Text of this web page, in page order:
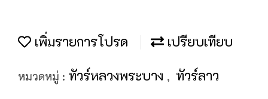
เพิ่มรายการโปรด เปรียบเทียบ
หมวดหมู่ : ทัวร์หลวงพระบาง , ทัวร์ลาว